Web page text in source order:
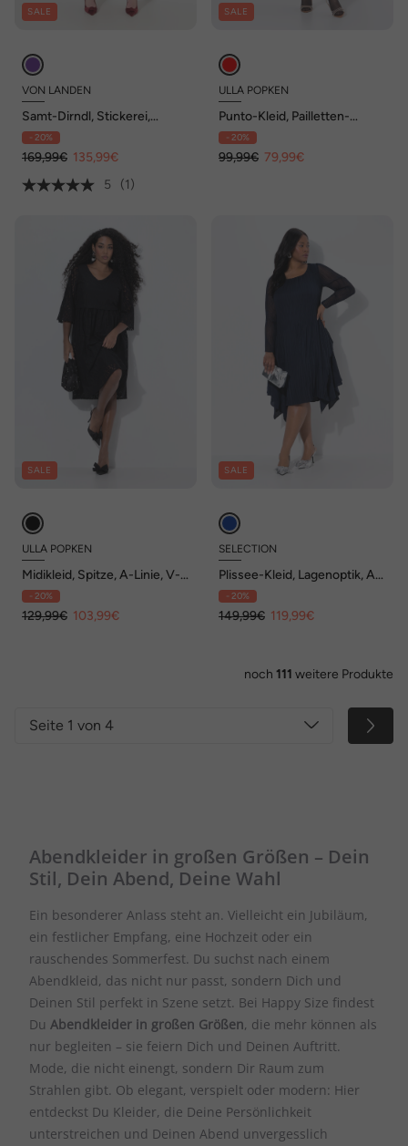
SALE
VON LANDEN
Samt-Dirndl, Stickerei,
Carré-Ausschnitt, ärmellos
- 20%
169,99€ 135,99€
5
(1)
SALE
ULLA POPKEN
Punto-Kleid, Pailletten-
Blüten, V-Ausschnitt, 3/4-
Arm
- 20%
99,99€ 79,99€
SALE
ULLA POPKEN
Midikleid, Spitze, A-Linie, V-
Ausschnitt, Glockenärmel
- 20%
129,99€ 103,99€
SALE
SELECTION
Plissee-Kleid, Lagenoptik, A-
Linie, V-Ausschnitt, Langarm
- 20%
149,99€ 119,99€
noch 111 weitere Produkte
Seite 1 von 4
Abendkleider in großen Größen – Dein
Stil, Dein Abend, Deine Wahl
Ein besonderer Anlass steht an. Vielleicht ein Jubiläum,
ein festlicher Empfang, eine Hochzeit oder ein
rauschendes Sommerfest. Du suchst nach einem
Abendkleid, das nicht nur passt, sondern Dich und
Deinen Stil perfekt in Szene setzt. Bei Happy Size findest
Du Abendkleider in großen Größen, die mehr können als
nur begleiten – sie feiern Dich und Deinen Auftritt.
Mode, die nicht einengt, sondern Dir Raum zum
Strahlen gibt. Ob elegant, verspielt oder modern: Hier
entdeckst Du Kleider, die Deine Persönlichkeit
unterstreichen und Deinen Abend unvergesslich